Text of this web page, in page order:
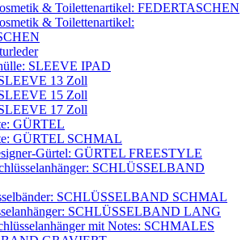
& Toilettenartikel: FEDERTASCHEN
& Toilettenartikel:
SLEEVE IPAD
13 Zoll
15 Zoll
17 Zoll
GÜRTEL
GÜRTEL SCHMAL
Gürtel: GÜRTEL FREESTYLE
SCHLÜSSELBAND
SCHLÜSSELBAND SCHMAL
SCHLÜSSELBAND LANG
mit Notes: SCHMALES